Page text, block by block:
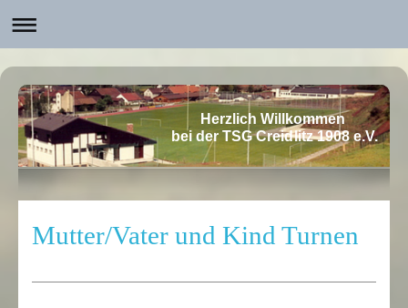
Herzlich Willkommen
bei der TSG Creidlitz 1908 e.V.
Mutter/Vater und Kind Turnen